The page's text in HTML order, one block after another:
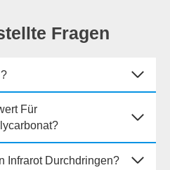
Fragen
Für
Infrarot Durchdringen?